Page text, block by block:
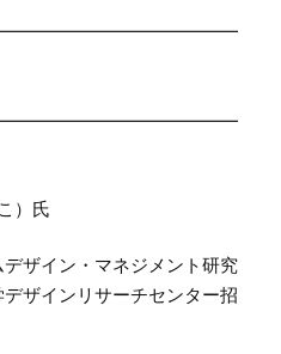
）氏
ザイン・マネジメント研究
ザインリサーチセンター招